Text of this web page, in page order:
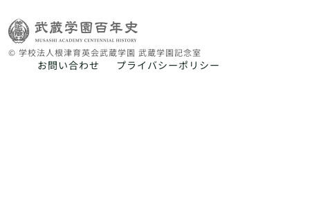
© 学校法人根津育英会武蔵学園 武蔵学園記念室
お問い合わせ プライバシーポリシー